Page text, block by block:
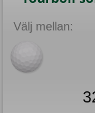
Välj mellan: